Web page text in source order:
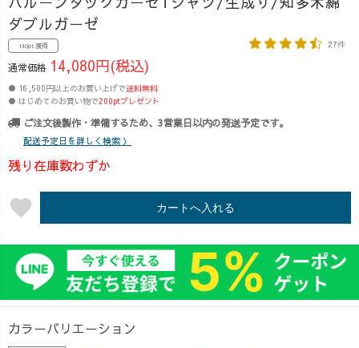
ダブルガーゼ
140pt 獲得 27件
通常価格 14,080円(税込)
● 16,500円以上のお買い上げで送料無料
● はじめてのお買い物で200ptプレゼント
ご注文後製作・準備するため、3営業日以内の発送予定です。
配送予定日を詳しく検索 〉
残り在庫数わずか
favorite カートへ入れる
カラーバリエーション